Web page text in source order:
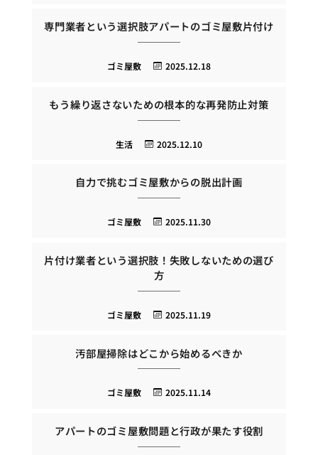
専門業者という選択肢アパートのゴミ屋敷片付け
2025.12.18
ゴミ屋敷
もう繰り返さないための根本的な再発防止対策
2025.12.10
生活
自力で挑むゴミ屋敷からの脱出計画
2025.11.30
ゴミ屋敷
片付け業者という選択肢！失敗しないための選び
方
2025.11.19
ゴミ屋敷
汚部屋掃除はどこから始めるべきか
2025.11.14
ゴミ屋敷
アパートのゴミ屋敷問題と行政が果たす役割